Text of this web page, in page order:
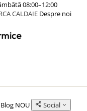
08:00–12:00
CALDAIE Despre noi
Blog NOU Social